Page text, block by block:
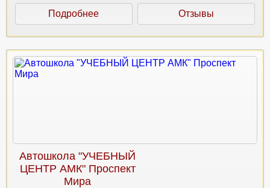
Подробнее Отзывы
Автошкола "УЧЕБНЫЙ
ЦЕНТР АМК" Проспект
Мира